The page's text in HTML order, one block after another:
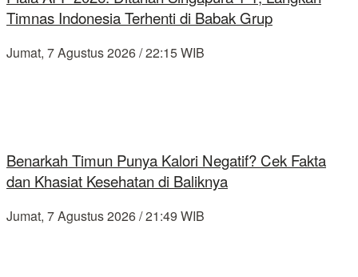
Timnas Indonesia Terhenti di Babak Grup
Jumat, 7 Agustus 2026 / 22:15 WIB
Benarkah Timun Punya Kalori Negatif? Cek Fakta
dan Khasiat Kesehatan di Baliknya
Jumat, 7 Agustus 2026 / 21:49 WIB